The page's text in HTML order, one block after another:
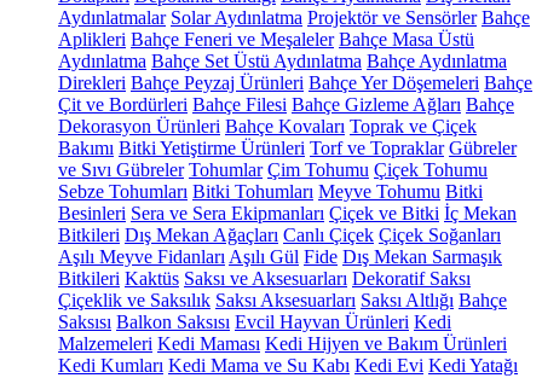
Aydınlatmalar Solar Aydınlatma Projektör ve Sensörler Bahçe
Aplikleri Bahçe Feneri ve Meşaleler Bahçe Masa Üstü
Aydınlatma Bahçe Set Üstü Aydınlatma Bahçe Aydınlatma
Direkleri Bahçe Peyzaj Ürünleri Bahçe Yer Döşemeleri Bahçe
Çit ve Bordürleri Bahçe Filesi Bahçe Gizleme Ağları Bahçe
Dekorasyon Ürünleri Bahçe Kovaları Toprak ve Çiçek
Bakımı Bitki Yetiştirme Ürünleri Torf ve Topraklar Gübreler
ve Sıvı Gübreler Tohumlar Çim Tohumu Çiçek Tohumu
Sebze Tohumları Bitki Tohumları Meyve Tohumu Bitki
Besinleri Sera ve Sera Ekipmanları Çiçek ve Bitki İç Mekan
Bitkileri Dış Mekan Ağaçları Canlı Çiçek Çiçek Soğanları
Aşılı Meyve Fidanları Aşılı Gül Fide Dış Mekan Sarmaşık
Bitkileri Kaktüs Saksı ve Aksesuarları Dekoratif Saksı
Çiçeklik ve Saksılık Saksı Aksesuarları Saksı Altlığı Bahçe
Saksısı Balkon Saksısı Evcil Hayvan Ürünleri Kedi
Malzemeleri Kedi Maması Kedi Hijyen ve Bakım Ürünleri
Kedi Kumları Kedi Mama ve Su Kabı Kedi Evi Kedi Yatağı